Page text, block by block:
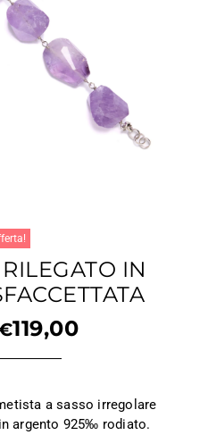
IN
119,00
a sasso irregolare
argento 925‰ rodiato.